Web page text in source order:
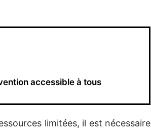
accessible à tous
limitées, il est nécessaire